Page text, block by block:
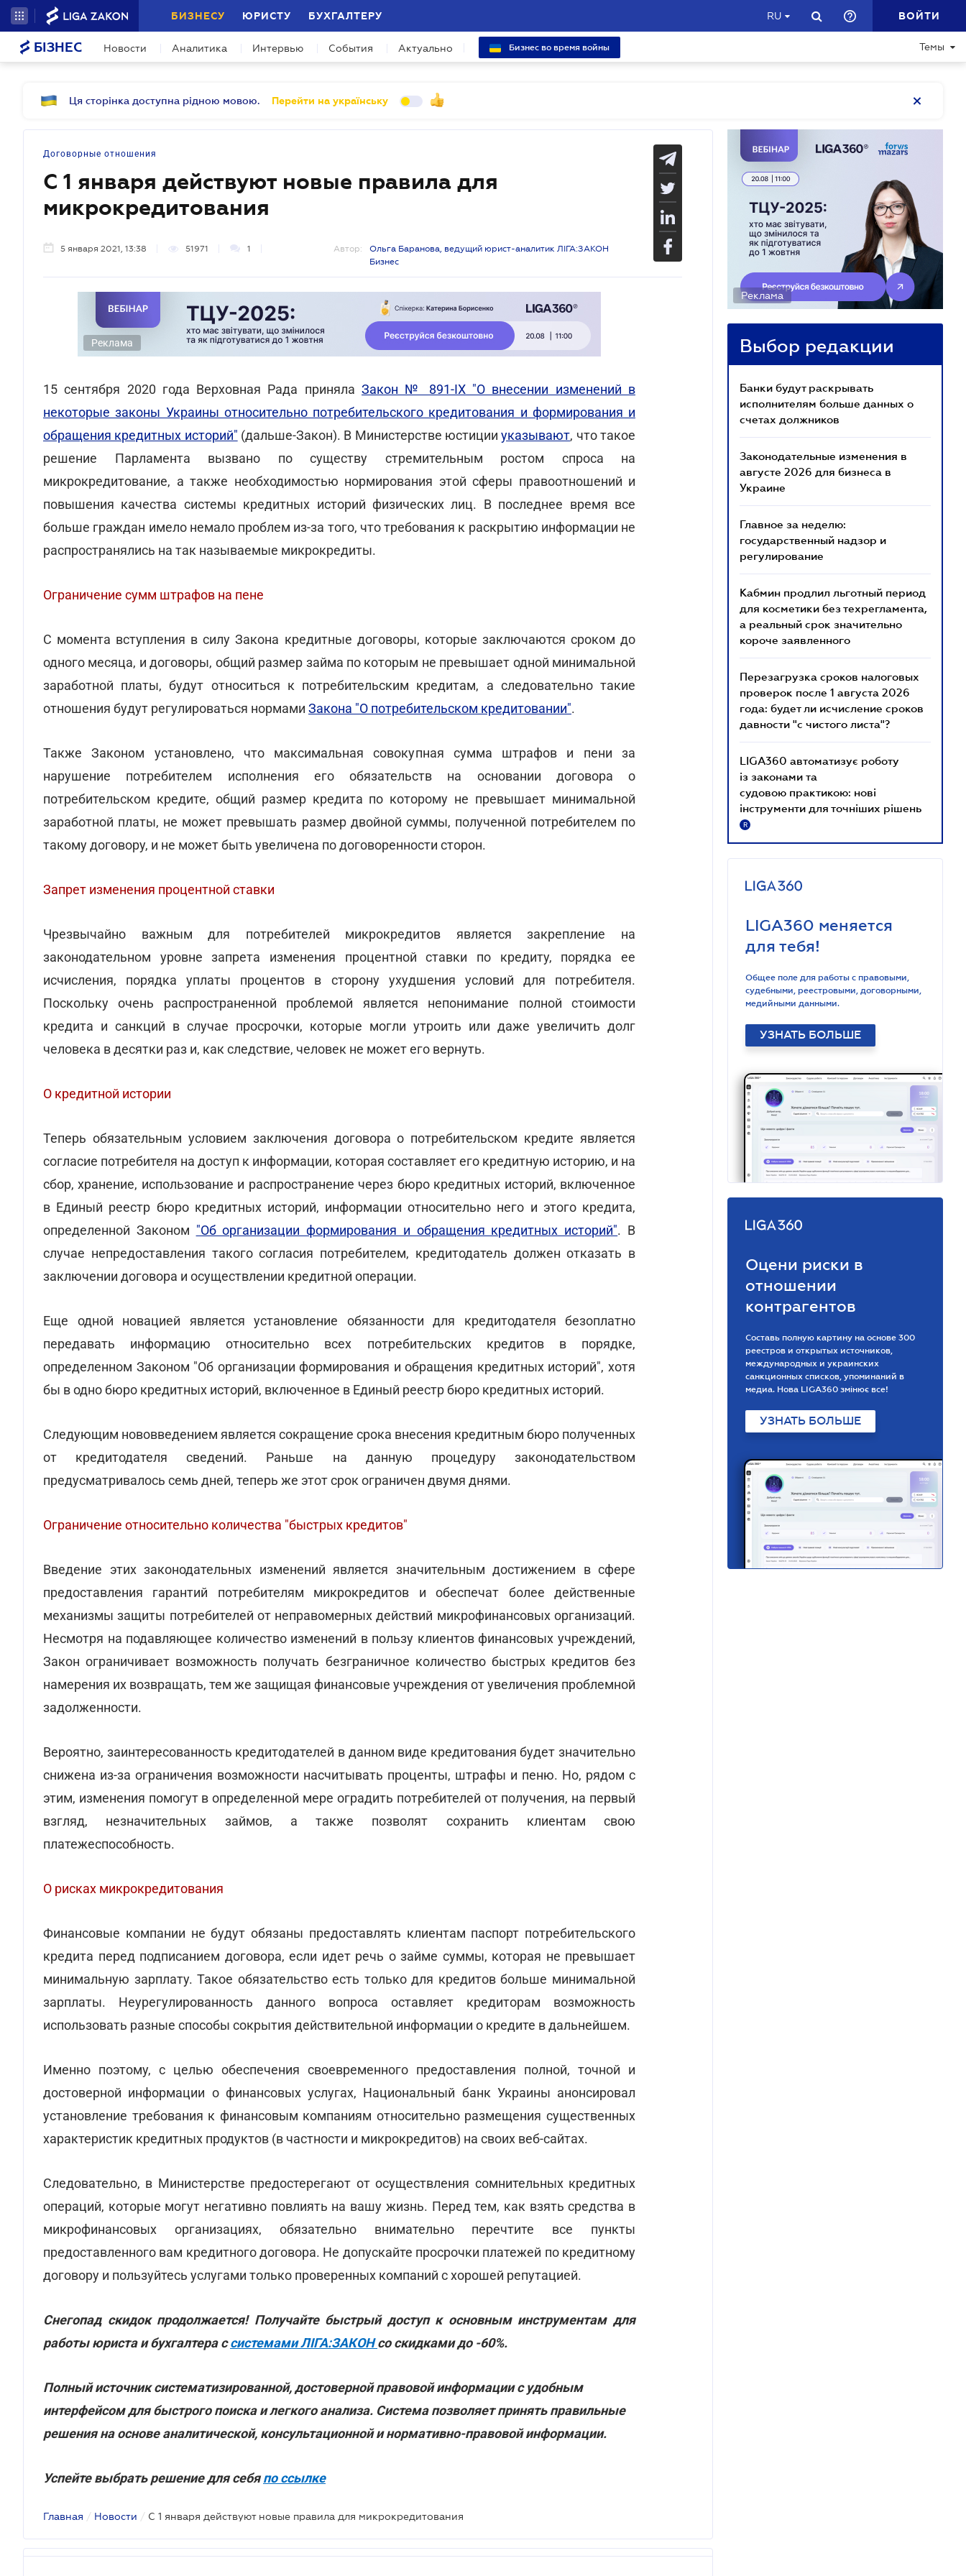
БИЗНЕСУ ЮРИСТУ БУХГАЛТЕРУ RU ВОЙТИ
БІЗНЕС Новости Аналитика Интервью События Актуально Бизнес во время войны Темы
Ця сторінка доступна рідною мовою. Перейти на українську
Договорные отношения
С 1 января действуют новые правила для
микрокредитования
5 января 2021, 13:38 51971 1 Автор:
Ольга Баранова, ведущий юрист-аналитик ЛІГА:ЗАКОН
Бизнес
Реклама
15 сентября 2020 года Верховная Рада приняла Закон № 891-ІХ "О внесении изменений в
некоторые законы Украины относительно потребительского кредитования и формирования и
обращения кредитных историй" (дальше-Закон). В Министерстве юстицииуказывают, что такое
решение Парламента вызвано по существу стремительным ростом спроса на
микрокредитование, а также необходимостью нормирования этой сферы правоотношений и
повышения качества системы кредитных историй физических лиц. В последнее время все
больше граждан имело немало проблем из-за того, что требования к раскрытию информации не
распространялись на так называемые микрокредиты.
Ограничение сумм штрафов на пене
С момента вступления в силу Закона кредитные договоры, которые заключаются сроком до
одного месяца, и договоры, общий размер займа по которым не превышает одной минимальной
заработной платы, будут относиться к потребительским кредитам, а следовательно такие
отношения будут регулироваться нормами Закона "О потребительском кредитовании".
Также Законом установлено, что максимальная совокупная сумма штрафов и пени за
нарушение потребителем исполнения его обязательств на основании договора о
потребительском кредите, общий размер кредита по которому не превышает минимальной
заработной платы, не может превышать размер двойной суммы, полученной потребителем по
такому договору, и не может быть увеличена по договоренности сторон.
Запрет изменения процентной ставки
Чрезвычайно важным для потребителей микрокредитов является закрепление на
законодательном уровне запрета изменения процентной ставки по кредиту, порядка ее
исчисления, порядка уплаты процентов в сторону ухудшения условий для потребителя.
Поскольку очень распространенной проблемой является непонимание полной стоимости
кредита и санкций в случае просрочки, которые могли утроить или даже увеличить долг
человека в десятки раз и, как следствие, человек не может его вернуть.
О кредитной истории
Теперь обязательным условием заключения договора о потребительском кредите является
согласие потребителя на доступ к информации, которая составляет его кредитную историю, и на
сбор, хранение, использование и распространение через бюро кредитных историй, включенное
в Единый реестр бюро кредитных историй, информации относительно него и этого кредита,
определенной Законом "Об организации формирования и обращения кредитных историй". В
случае непредоставления такого согласия потребителем, кредитодатель должен отказать в
заключении договора и осуществлении кредитной операции.
Еще одной новацией является установление обязанности для кредитодателя безоплатно
передавать информацию относительно всех потребительских кредитов в порядке,
определенном Законом "Об организации формирования и обращения кредитных историй", хотя
бы в одно бюро кредитных историй, включенное в Единый реестр бюро кредитных историй.
Следующим нововведением является сокращение срока внесения кредитным бюро полученных
от кредитодателя сведений. Раньше на данную процедуру законодательством
предусматривалось семь дней, теперь же этот срок ограничен двумя днями.
Ограничение относительно количества "быстрых кредитов"
Введение этих законодательных изменений является значительным достижением в сфере
предоставления гарантий потребителям микрокредитов и обеспечат более действенные
механизмы защиты потребителей от неправомерных действий микрофинансовых организаций.
Несмотря на подавляющее количество изменений в пользу клиентов финансовых учреждений,
Закон ограничивает возможность получать безграничное количество быстрых кредитов без
намерения их возвращать, тем же защищая финансовые учреждения от увеличения проблемной
задолженности.
Вероятно, заинтересованность кредитодателей в данном виде кредитования будет значительно
снижена из-за ограничения возможности насчитывать проценты, штрафы и пеню. Но, рядом с
этим, изменения помогут в определенной мере оградить потребителей от получения, на первый
взгляд, незначительных займов, а также позволят сохранить клиентам свою
платежеспособность.
О рисках микрокредитования
Финансовые компании не будут обязаны предоставлять клиентам паспорт потребительского
кредита перед подписанием договора, если идет речь о займе суммы, которая не превышает
минимальную зарплату. Такое обязательство есть только для кредитов больше минимальной
зарплаты. Неурегулированность данного вопроса оставляет кредиторам возможность
использовать разные способы сокрытия действительной информации о кредите в дальнейшем.
Именно поэтому, с целью обеспечения своевременного предоставления полной, точной и
достоверной информации о финансовых услугах, Национальный банк Украины анонсировал
установление требования к финансовым компаниям относительно размещения существенных
характеристик кредитных продуктов (в частности и микрокредитов) на своих веб-сайтах.
Следовательно, в Министерстве предостерегают от осуществления сомнительных кредитных
операций, которые могут негативно повлиять на вашу жизнь. Перед тем, как взять средства в
микрофинансовых организациях, обязательно внимательно перечтите все пункты
предоставленного вам кредитного договора. Не допускайте просрочки платежей по кредитному
договору и пользуйтесь услугами только проверенных компаний с хорошей репутацией.
Снегопад скидок продолжается! Получайте быстрый доступ к основным инструментам для
работы юриста и бухгалтера ссистемами ЛІГА:ЗАКОНсо скидками до -60%.
Полный источник систематизированной, достоверной правовой информации с удобным
интерфейсом для быстрого поиска и легкого анализа. Система позволяет принять правильные
решения на основе аналитической, консультационной и нормативно-правовой информации.
Успейте выбрать решение для себяпо ссылке
Главная / Новости / С 1 января действуют новые правила для микрокредитования
Реклама
Выбор редакции
Банки будут раскрывать
исполнителям больше данных о
счетах должников
Законодательные изменения в
августе 2026 для бизнеса в
Украине
Главное за неделю:
государственный надзор и
регулирование
Кабмин продлил льготный период
для косметики без техрегламента,
а реальный срок значительно
короче заявленного
Перезагрузка сроков налоговых
проверок после 1 августа 2026
года: будет ли исчисление сроков
давности "с чистого листа"?
LIGA360 автоматизує роботу
із законами та
судовою практикою: нові
інструменти для точніших рішень
R
LIGA360 меняется
для тебя!
Общее поле для работы с правовыми,
судебными, реестровыми, договорными,
медийными данными.
УЗНАТЬ БОЛЬШЕ
Оцени риски в
отношении
контрагентов
Составь полную картину на основе 300
реестров и открытых источников,
международных и украинских
санкционных списков, упоминаний в
медиа. Нова LIGA360 змінює все!
УЗНАТЬ БОЛЬШЕ